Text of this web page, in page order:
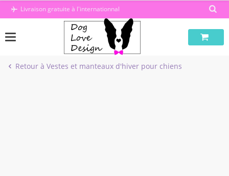
PasserLivraison gratuite à l'internationnal
Retour à Vestes et manteaux d'hiver pour chiens